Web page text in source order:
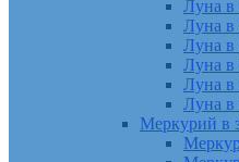
Луна в
Луна в
Луна в
Луна в
Луна в
Луна в
Меркурий в